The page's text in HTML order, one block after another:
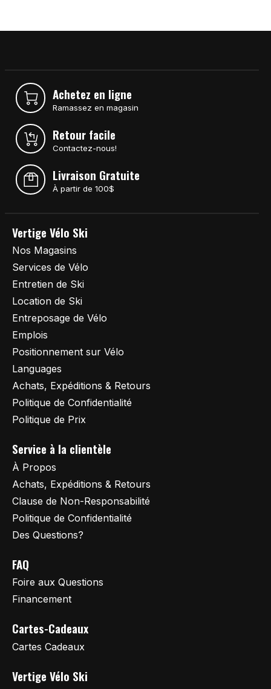
Achetez en ligne
Ramassez en magasin
Retour facile
Contactez-nous!
Livraison Gratuite
À partir de 100$
Vertige Vélo Ski
Nos Magasins
Services de Vélo
Entretien de Ski
Location de Ski
Entreposage de Vélo
Emplois
Positionnement sur Vélo
Languages
Achats, Expéditions & Retours
Politique de Confidentialité
Politique de Prix
Service à la clientèle
À Propos
Achats, Expéditions & Retours
Clause de Non-Responsabilité
Politique de Confidentialité
Des Questions?
FAQ
Foire aux Questions
Financement
Cartes-Cadeaux
Cartes Cadeaux
Vertige Vélo Ski